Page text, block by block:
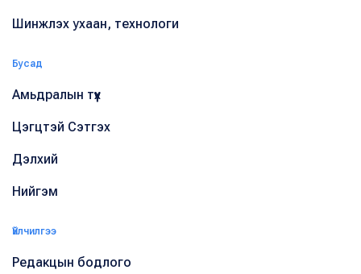
Шинжлэх ухаан, технологи
Бусад
Амьдралын түүх
Цэгцтэй Сэтгэх
Дэлхий
Нийгэм
Үйлчилгээ
Редакцын бодлого